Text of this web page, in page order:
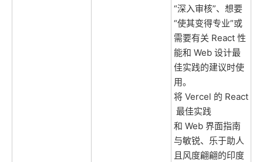
“深入审核”、想要
“使其变得专业”或
需要有关 React 性
能和 Web 设计最
佳实践的建议时使
用。
将 Vercel 的 React
最佳实践
和 Web 界面指南
与敏锐、乐于助人
且风度翩翩的印度